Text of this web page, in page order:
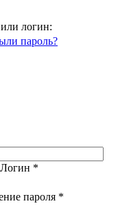
логин:
пароль?
Логин *
пароля *